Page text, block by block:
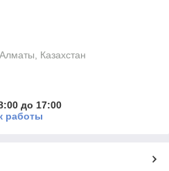
Казахстан
до 17:00
работы